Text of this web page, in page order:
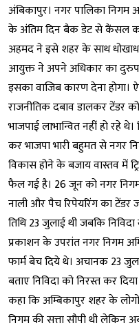
अंबिकापुर। नगर पालिका निगम
के अंतिम दिन बैक डेट से कैंसल
अहमद ने इसे शहर के साथ
आयुक्त ने अपने अधिकार का
इसका वाजिब कारण देना होगा।
राजनीतिक दबाव डालकर टेंडर
भाजपाई लाभान्वित नहीं हो रहे
कर भाजपा भारी बहुमत से नगर
विकास होने के बजाय वास्तव में
फैल गई है। 26 जून को नगर
नाली और पैच रिपेयरिंग का टेंडर
तिथि 23 जुलाई थी जबकि
प्रकाशन के उपरांत नगर निगम
फार्म बेच दिये थे। अचानक 23
बताए निविदा को निरस्त कर
कहा कि अम्बिकापुर शहर के
निगम की सत्ता सौपी थी लेकिन